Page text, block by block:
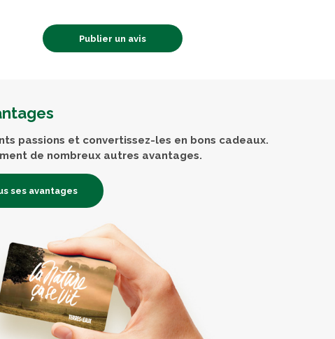
Publier un avis
passions et convertissez-les en bons cadeaux.
de nombreux autres avantages.
ses avantages